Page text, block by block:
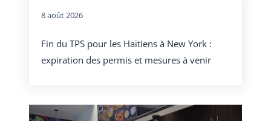
8 août 2026
Fin du TPS pour les Haïtiens à New York :
expiration des permis et mesures à venir